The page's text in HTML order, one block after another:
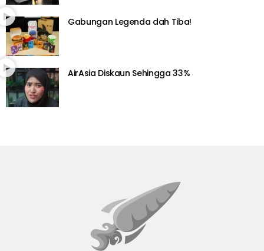
Gabungan Legenda dah Tiba!
AirAsia Diskaun Sehingga 33%